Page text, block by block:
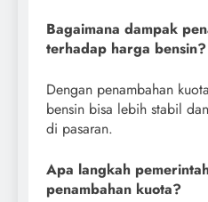
Bagaimana dampak
terhadap harga bensin?
Dengan penambahan
bensin bisa lebih stabil
di pasaran.
Apa langkah
penambahan kuota?